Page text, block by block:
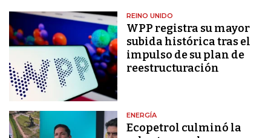
REINO UNIDO
WPP registra su mayor
subida histórica tras el
impulso de su plan de
reestructuración
ENERGÍA
Ecopetrol culminó la